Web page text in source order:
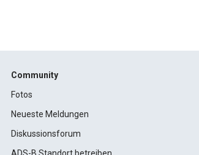
Community
Fotos
Neueste Meldungen
Diskussionsforum